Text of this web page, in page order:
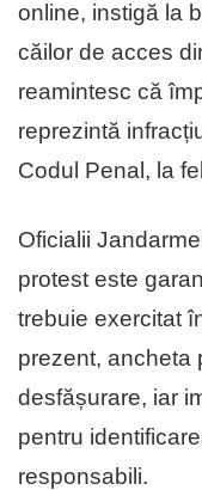
online, instigă la
căilor de acces
reamintesc că
reprezintă
Codul Penal, la
Oficialii
protest este
trebuie exercitat
prezent, ancheta
desfășurare, iar
pentru
responsabili.